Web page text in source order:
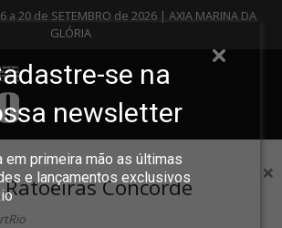
se na
newsletter
em primeira mão as últimas
e lançamentos exclusivos
20 de SETEMBRO de 2026 | AXIA MARINA DA
GLÓRIA
×
Concorde